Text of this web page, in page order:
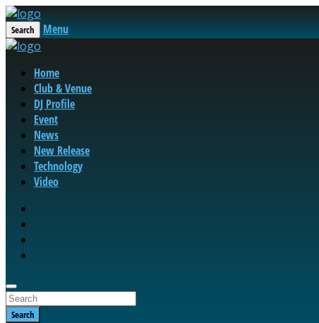
Search Menu
Home
Club & Venue
DJ Profile
Event
News
New Release
Technology
Video
Search